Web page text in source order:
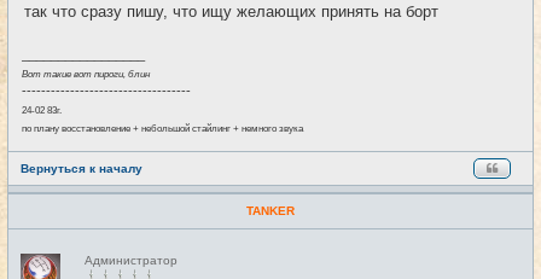
так что сразу пишу, что ищу желающих принять на борт
Вот такие вот пироги, блин
-----------------------------------
24-02 83г.
по плану восстановление + небольшой стайлинг + немного звука
Вернуться к началу
TANKER
Н
е
Администратор